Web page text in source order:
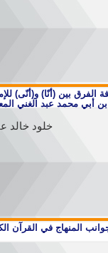
الفرق بين (أنّا) و(أنّى)
بن أبي محمد عبد الغني
خلود خالد
المنهاج في القرآن